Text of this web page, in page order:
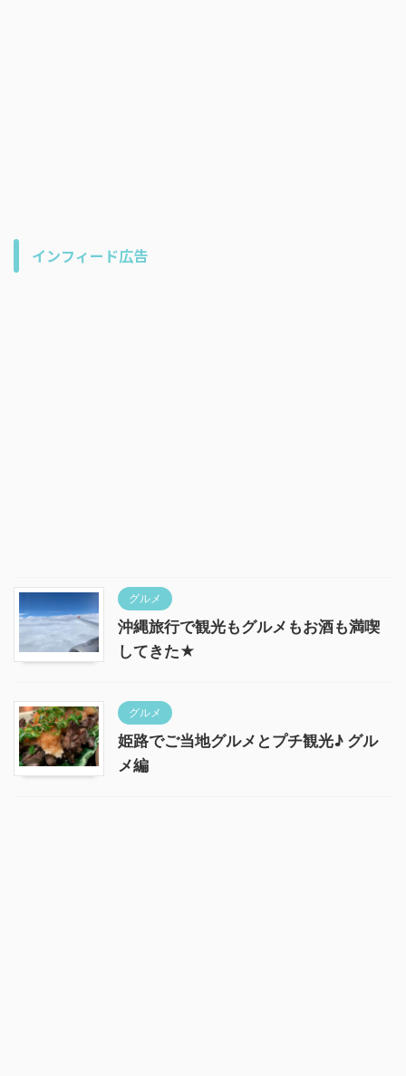
インフィード広告
グルメ
沖縄旅行で観光もグルメもお酒も満喫
してきた★
グルメ
姫路でご当地グルメとプチ観光♪ グル
メ編